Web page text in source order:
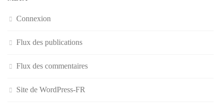
Connexion
Flux des publications
Flux des commentaires
Site de WordPress-FR